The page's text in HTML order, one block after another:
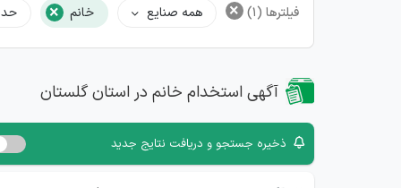
فیلترها (1)
× همه صنایع خانم ×
آگهی استخدام خانم در استان گلستان
ذخیره جستجو و دریافت نتایج جدید